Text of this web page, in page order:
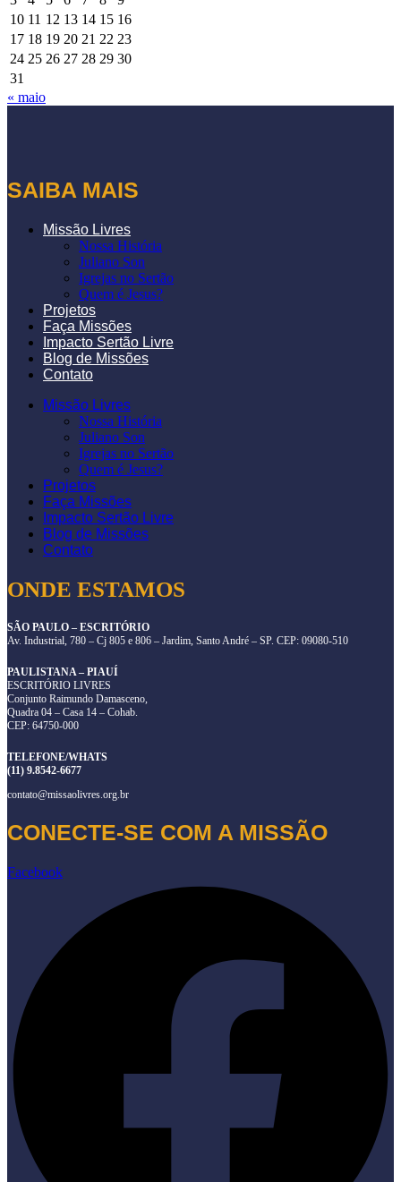
10 11 12 13 14 15 16
17 18 19 20 21 22 23
24 25 26 27 28 29 30
31
« maio
SAIBA MAIS
Missão Livres
Nossa História
Juliano Son
Igrejas no Sertão
Quem é Jesus?
Projetos
Faça Missões
Impacto Sertão Livre
Blog de Missões
Contato
Missão Livres
Nossa História
Juliano Son
Igrejas no Sertão
Quem é Jesus?
Projetos
Faça Missões
Impacto Sertão Livre
Blog de Missões
Contato
ONDE ESTAMOS
SÃO PAULO – ESCRITÓRIO
Av. Industrial, 780 – Cj 805 e 806 – Jardim, Santo André – SP. CEP: 09080-510
PAULISTANA – PIAUÍ
ESCRITÓRIO LIVRES
Conjunto Raimundo Damasceno,
Quadra 04 – Casa 14 – Cohab.
CEP: 64750-000
TELEFONE/WHATS
(11) 9.8542-6677
contato@missaolivres.org.br
CONECTE-SE COM A MISSÃO
Facebook